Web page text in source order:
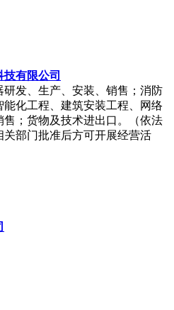
有限公司
研发、生产、安装、销售；消防
化工程、建筑安装工程、网络
售；货物及技术进出口。（依法
部门批准后方可开展经营活